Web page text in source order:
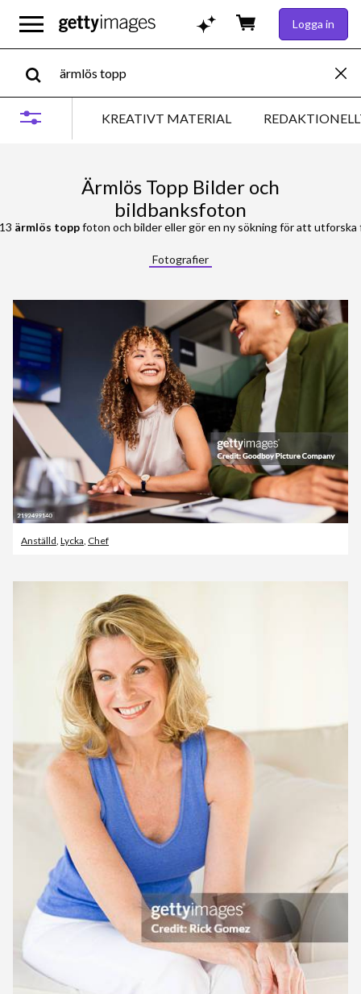
Logga in
KREATIVT MATERIAL
Ärmlös Topp Bilder och
bildbanksfoton
ärmlös toppfoton och bilder eller gör en ny sökning för att utforska
Fotografier
Anställd, Lycka, Chef